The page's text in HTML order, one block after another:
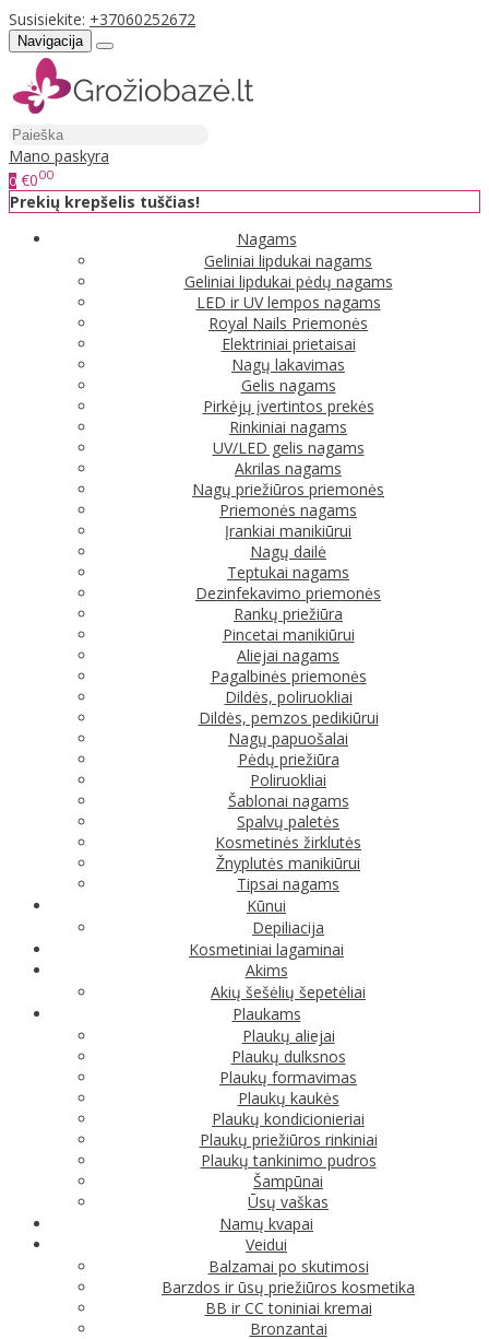
Susisiekite: +37060252672
Navigacija
Mano paskyra
0 €000
Prekių krepšelis tuščias!
Nagams
Geliniai lipdukai nagams
Geliniai lipdukai pėdų nagams
LED ir UV lempos nagams
Royal Nails Priemonės
Elektriniai prietaisai
Nagų lakavimas
Gelis nagams
Pirkėjų įvertintos prekės
Rinkiniai nagams
UV/LED gelis nagams
Akrilas nagams
Nagų priežiūros priemonės
Priemonės nagams
Įrankiai manikiūrui
Nagų dailė
Teptukai nagams
Dezinfekavimo priemonės
Rankų priežiūra
Pincetai manikiūrui
Aliejai nagams
Pagalbinės priemonės
Dildės, poliruokliai
Dildės, pemzos pedikiūrui
Nagų papuošalai
Pėdų priežiūra
Poliruokliai
Šablonai nagams
Spalvų paletės
Kosmetinės žirklutės
Žnyplutės manikiūrui
Tipsai nagams
Kūnui
Depiliacija
Kosmetiniai lagaminai
Akims
Akių šešėlių šepetėliai
Plaukams
Plaukų aliejai
Plaukų dulksnos
Plaukų formavimas
Plaukų kaukės
Plaukų kondicionieriai
Plaukų priežiūros rinkiniai
Plaukų tankinimo pudros
Šampūnai
Ūsų vaškas
Namų kvapai
Veidui
Balzamai po skutimosi
Barzdos ir ūsų priežiūros kosmetika
BB ir CC toniniai kremai
Bronzantai